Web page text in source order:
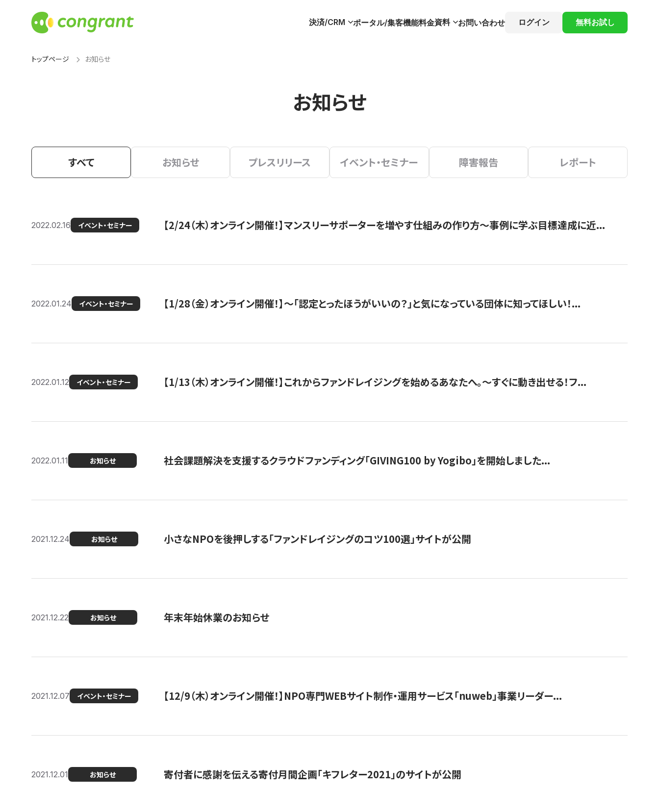
決済/CRM ポータル/集客機能料金資料 お問い合わせ ログイン 無料お試し
トップページ お知らせ
お知らせ
すべて お知らせ プレスリリース イベント・セミナー 障害報告 レポート
2022.02.16 イベント・セミナー 【2/24（木）オンライン開催！】マンスリーサポーターを増やす仕組みの作り方〜事例に学ぶ目標達成に近...
2022.01.24 イベント・セミナー 【1/28（金）オンライン開催！】〜「認定とったほうがいいの？」と気になっている団体に知ってほしい！...
2022.01.12 イベント・セミナー 【1/13（木）オンライン開催！】これからファンドレイジングを始めるあなたへ。〜すぐに動き出せる！フ...
2022.01.11 お知らせ 社会課題解決を支援するクラウドファンディング「GIVING100 by Yogibo」を開始しました...
2021.12.24 お知らせ 小さなNPOを後押しする「ファンドレイジングのコツ100選」サイトが公開
2021.12.22 お知らせ 年末年始休業のお知らせ
2021.12.07 イベント・セミナー 【12/9（木）オンライン開催！】NPO専門WEBサイト制作・運用サービス「nuweb」事業リーダー...
2021.12.01 お知らせ 寄付者に感謝を伝える寄付月間企画「キフレター2021」のサイトが公開